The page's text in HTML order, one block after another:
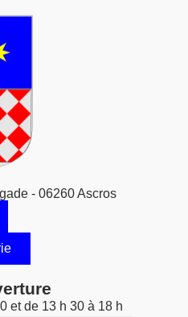
- 06260 Ascros
et de 13 h 30 à 18 h